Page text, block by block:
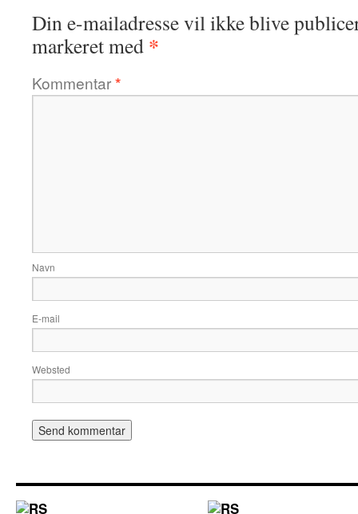
Din e-mailadresse vil ikke blive
markeret med *
Kommentar*
Navn
E-mail
Websted